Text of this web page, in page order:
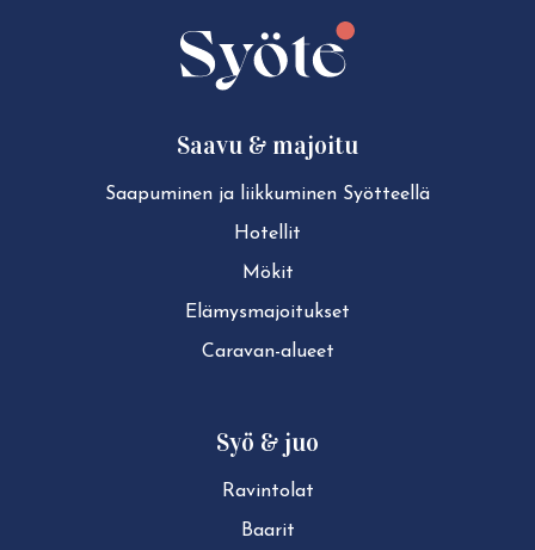
Saavu & majoitu
Saapuminen ja liikkuminen Syötteellä
Hotellit
Mökit
Elä­mys­ma­joi­tuk­set
Caravan-alueet
Syö & juo
Ravintolat
Baarit